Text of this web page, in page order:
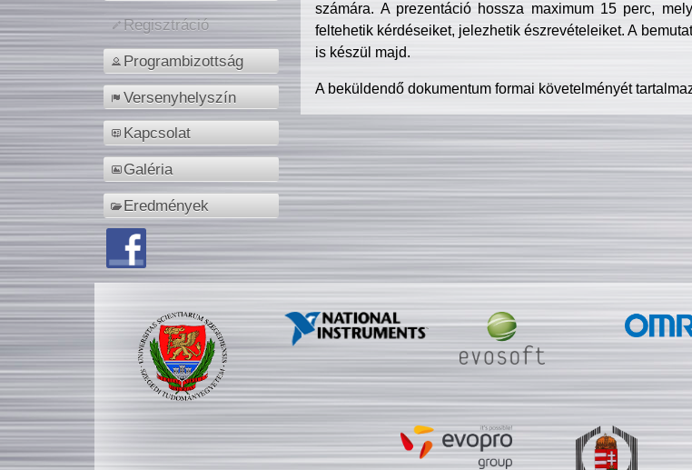
Regisztráció
Programbizottság
Versenyhelyszín
Kapcsolat
Galéria
Eredmények
számára. A prezentáció hossza maximum 15 perc,
feltehetik kérdéseiket, jelezhetik észrevételeiket. A
is készül majd.
A beküldendő dokumentum formai követelményét